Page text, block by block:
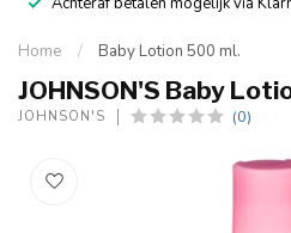
Home / Baby Lotion 500 ml.
JOHNSON'S Baby
JOHNSON'S (0)